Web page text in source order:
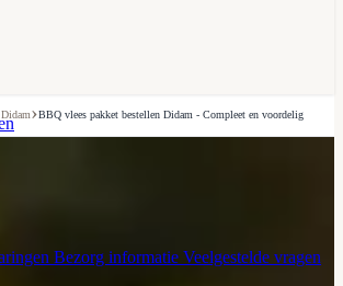
Bezorg informatie Veelgestelde vragen
Didam›BBQ vlees pakket bestellen Didam - Compleet en voordelig